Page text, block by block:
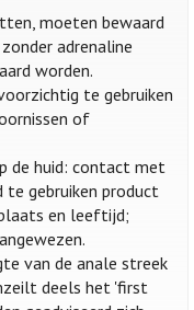
moeten bewaard
adrenaline
worden.
te gebruiken
of
de huid: contact met
te gebruiken product
en leeftijd;
van de anale streek
deels het 'first